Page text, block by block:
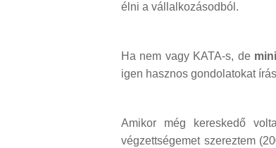
élni a vállalkozásodból.
Ha nem vagy KATA-s, de
igen hasznos gondolatokat
Amikor még kereskedő
végzettségemet szereztem